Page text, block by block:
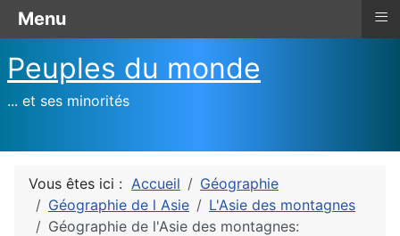
Peuples du monde
... et ses minorités
Vous êtes ici : Accueil
Géographie
Géographie de l Asie
L'Asie des montagnes
Géographie de l'Asie des montagnes:
Menu ≡